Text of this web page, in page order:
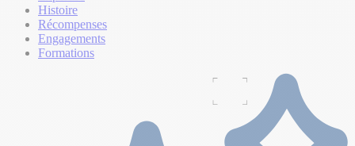
Histoire
Récompenses
Engagements
Formations